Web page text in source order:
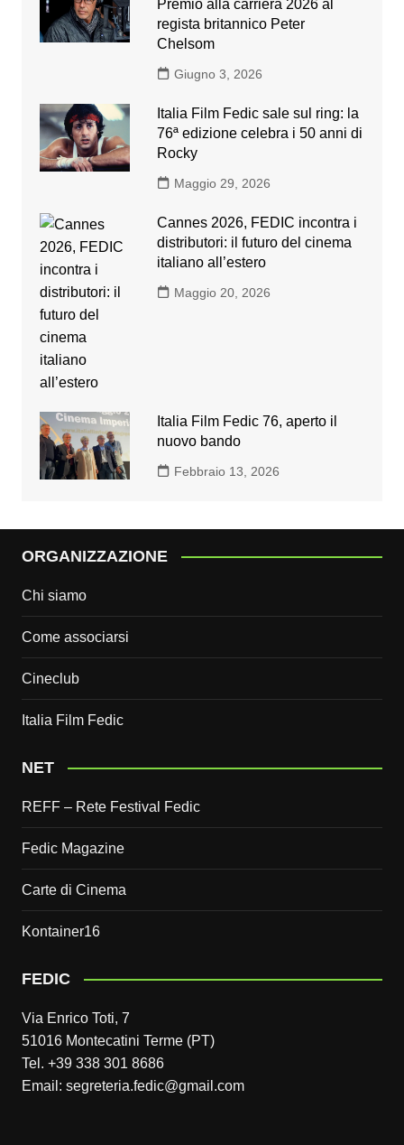
Premio alla carriera 2026 al
regista britannico Peter
Chelsom
Giugno 3, 2026
Italia Film Fedic sale sul ring: la
76ª edizione celebra i 50 anni di
Rocky
Maggio 29, 2026
Cannes 2026, FEDIC incontra i
distributori: il futuro del cinema
italiano all’estero
Maggio 20, 2026
Italia Film Fedic 76, aperto il
nuovo bando
Febbraio 13, 2026
ORGANIZZAZIONE
Chi siamo
Come associarsi
Cineclub
Italia Film Fedic
NET
REFF – Rete Festival Fedic
Fedic Magazine
Carte di Cinema
Kontainer16
FEDIC
Via Enrico Toti, 7
51016 Montecatini Terme (PT)
Tel. +39 338 301 8686
Email: segreteria.fedic@gmail.com